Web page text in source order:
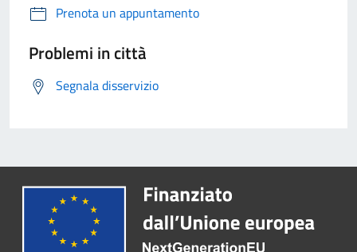
Prenota un appuntamento
Problemi in città
Segnala disservizio